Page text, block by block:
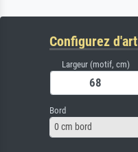
Configurez d'art
Largeur (motif, cm)
Bord
0 cm bord